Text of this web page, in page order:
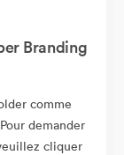
Branding
comme
demander
cliquer